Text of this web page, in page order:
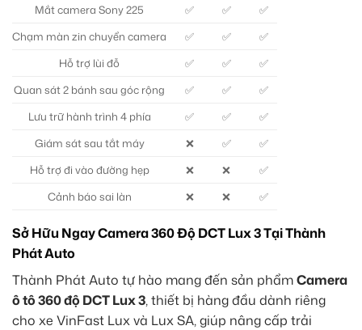
Mắt camera Sony 225 ✅ ✅
✅
Chạm màn zin chuyển camera
✅ ✅
✅
Hỗ trợ lùi đỗ
✅ ✅
✅
Quan sát 2 bánh sau góc rộng
✅ ✅
✅
Lưu trữ hành trình 4 phía
✅ ✅
✅
Giám sát sau tắt máy
❌ ✅
✅
Hỗ trợ đi vào đường hẹp
❌ ❌
✅
Cảnh báo sai làn
❌ ❌ ✅
Sở Hữu Ngay Camera 360 Độ DCT Lux 3 Tại Thành
Phát Auto
Thành Phát Auto tự hào mang đến sản phẩmCamera
ô tô 360 độ DCT Lux 3, thiết bị hàng đầu dành riêng
cho xe VinFast Lux và Lux SA, giúp nâng cấp trải